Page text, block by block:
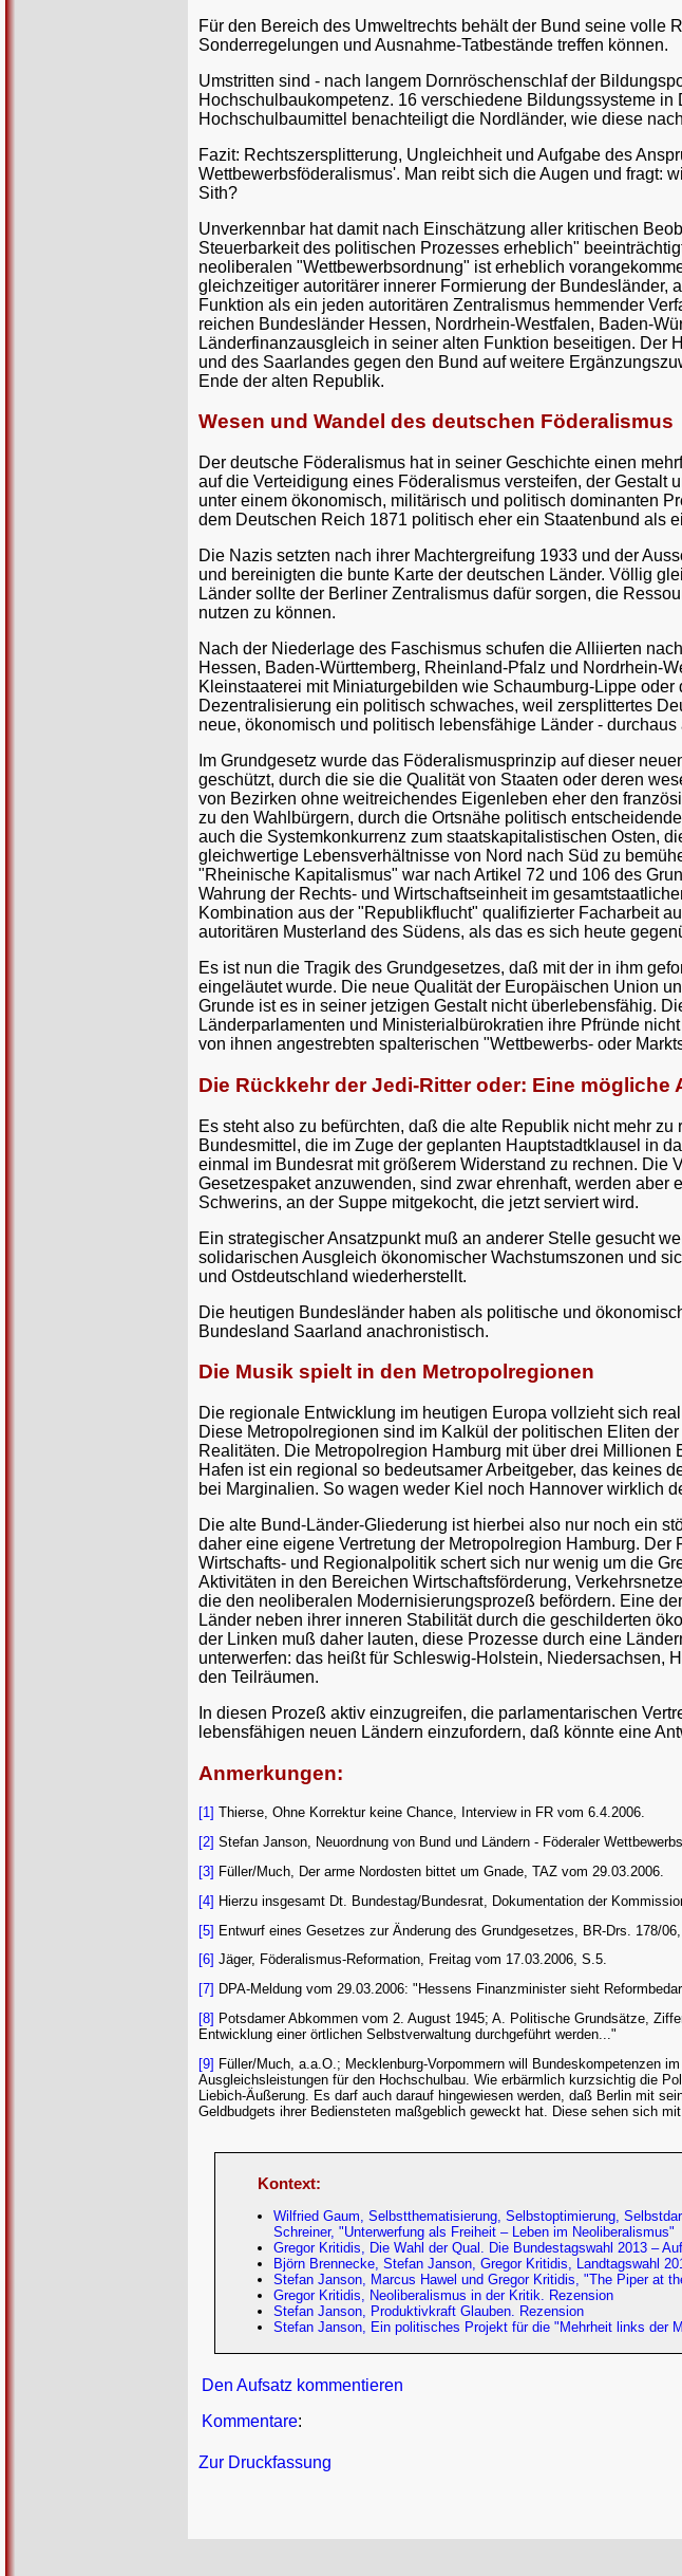
Für den Bereich des Umweltrechts behält der Bund seine volle
Sonderregelungen und Ausnahme-Tatbestände treffen können.
Umstritten sind - nach langem Dornröschenschlaf der
Hochschulbaukompetenz. 16 verschiedene Bildungssysteme
Hochschulbaumittel benachteiligt die Nordländer, wie diese
Fazit: Rechtszersplitterung, Ungleichheit und Aufgabe des
Wettbewerbsföderalismus'. Man reibt sich die Augen und fragt:
Sith?
Unverkennbar hat damit nach Einschätzung aller kritischen
Steuerbarkeit des politischen Prozesses erheblich"
neoliberalen "Wettbewerbsordnung" ist erheblich
gleichzeitiger autoritärer innerer Formierung der
Funktion als ein jeden autoritären Zentralismus hemmender
reichen Bundesländer Hessen, Nordrhein-Westfalen, Baden-
Länderfinanzausgleich in seiner alten Funktion beseitigen. Der
und des Saarlandes gegen den Bund auf weitere
Ende der alten Republik.
Wesen und Wandel des deutschen Föderalismus
Der deutsche Föderalismus hat in seiner Geschichte einen
auf die Verteidigung eines Föderalismus versteifen, der
unter einem ökonomisch, militärisch und politisch dominanten
dem Deutschen Reich 1871 politisch eher ein Staatenbund als
Die Nazis setzten nach ihrer Machtergreifung 1933 und der
und bereinigten die bunte Karte der deutschen Länder. Völlig
Länder sollte der Berliner Zentralismus dafür sorgen, die
nutzen zu können.
Nach der Niederlage des Faschismus schufen die Alliierten
Hessen, Baden-Württemberg, Rheinland-Pfalz und Nordrhein-
Kleinstaaterei mit Miniaturgebilden wie Schaumburg-Lippe
Dezentralisierung ein politisch schwaches, weil zersplittertes
neue, ökonomisch und politisch lebensfähige Länder -
Im Grundgesetz wurde das Föderalismusprinzip auf dieser
geschützt, durch die sie die Qualität von Staaten oder deren
von Bezirken ohne weitreichendes Eigenleben eher den
zu den Wahlbürgern, durch die Ortsnähe politisch
auch die Systemkonkurrenz zum staatskapitalistischen Osten,
gleichwertige Lebensverhältnisse von Nord nach Süd zu
"Rheinische Kapitalismus" war nach Artikel 72 und 106 des
Wahrung der Rechts- und Wirtschaftseinheit im
Kombination aus der "Republikflucht" qualifizierter Facharbeit
autoritären Musterland des Südens, als das es sich heute
Es ist nun die Tragik des Grundgesetzes, daß mit der in ihm
eingeläutet wurde. Die neue Qualität der Europäischen Union
Grunde ist es in seiner jetzigen Gestalt nicht überlebensfähig.
Länderparlamenten und Ministerialbürokratien ihre Pfründe
von ihnen angestrebten spalterischen "Wettbewerbs- oder
Die Rückkehr der Jedi-Ritter oder: Eine mögliche
Es steht also zu befürchten, daß die alte Republik nicht mehr
Bundesmittel, die im Zuge der geplanten Hauptstadtklausel in
einmal im Bundesrat mit größerem Widerstand zu rechnen. Die
Gesetzespaket anzuwenden, sind zwar ehrenhaft, werden aber
Schwerins, an der Suppe mitgekocht, die jetzt serviert wird.
Ein strategischer Ansatzpunkt muß an anderer Stelle gesucht
solidarischen Ausgleich ökonomischer Wachstumszonen und
und Ostdeutschland wiederherstellt.
Die heutigen Bundesländer haben als politische und
Bundesland Saarland anachronistisch.
Die Musik spielt in den Metropolregionen
Die regionale Entwicklung im heutigen Europa vollzieht sich
Diese Metropolregionen sind im Kalkül der politischen Eliten
Realitäten. Die Metropolregion Hamburg mit über drei
Hafen ist ein regional so bedeutsamer Arbeitgeber, das keines
bei Marginalien. So wagen weder Kiel noch Hannover wirklich
Die alte Bund-Länder-Gliederung ist hierbei also nur noch ein
daher eine eigene Vertretung der Metropolregion Hamburg.
Wirtschafts- und Regionalpolitik schert sich nur wenig um die
Aktivitäten in den Bereichen Wirtschaftsförderung,
die den neoliberalen Modernisierungsprozeß befördern. Eine
Länder neben ihrer inneren Stabilität durch die geschilderten
der Linken muß daher lauten, diese Prozesse durch eine
unterwerfen: das heißt für Schleswig-Holstein, Niedersachsen,
den Teilräumen.
In diesen Prozeß aktiv einzugreifen, die parlamentarischen
lebensfähigen neuen Ländern einzufordern, daß könnte eine
Anmerkungen:
[1] Thierse, Ohne Korrektur keine Chance, Interview in FR vom 6.4.2006.
[2] Stefan Janson, Neuordnung von Bund und Ländern - Föderaler
[3] Füller/Much, Der arme Nordosten bittet um Gnade, TAZ vom 29.03.2006.
[4] Hierzu insgesamt Dt. Bundestag/Bundesrat, Dokumentation der
[5] Entwurf eines Gesetzes zur Änderung des Grundgesetzes, BR-Drs. 178/
[6] Jäger, Föderalismus-Reformation, Freitag vom 17.03.2006, S.5.
[7] DPA-Meldung vom 29.03.2006: "Hessens Finanzminister sieht
[8] Potsdamer Abkommen vom 2. August 1945; A. Politische Grundsätze,
Entwicklung einer örtlichen Selbstverwaltung durchgeführt werden..."
[9] Füller/Much, a.a.O.; Mecklenburg-Vorpommern will Bundeskompetenzen
Ausgleichsleistungen für den Hochschulbau. Wie erbärmlich kurzsichtig die
Liebich-Äußerung. Es darf auch darauf hingewiesen werden, daß Berlin mit
Geldbudgets ihrer Bediensteten maßgeblich geweckt hat. Diese sehen sich
Kontext:
Wilfried Gaum, Selbstthematisierung, Selbstoptimierung,
Schreiner, "Unterwerfung als Freiheit – Leben im Neoliberalismus"
Gregor Kritidis, Die Wahl der Qual. Die Bundestagswahl 2013 –
Björn Brennecke, Stefan Janson, Gregor Kritidis, Landtagswahl
Stefan Janson, Marcus Hawel und Gregor Kritidis, "The Piper at
Gregor Kritidis, Neoliberalismus in der Kritik. Rezension
Stefan Janson, Produktivkraft Glauben. Rezension
Stefan Janson, Ein politisches Projekt für die "Mehrheit links der
Den Aufsatz kommentieren
Kommentare:
Zur Druckfassung